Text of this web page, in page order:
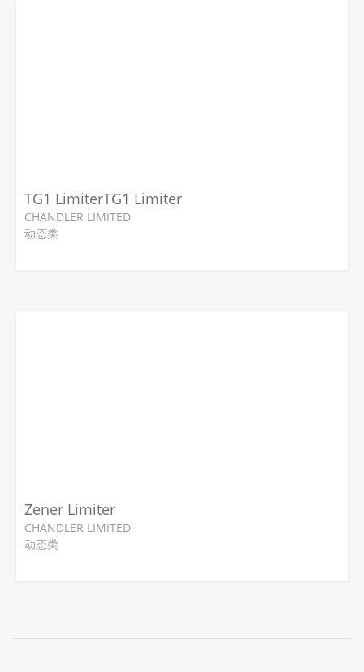
TG1 LimiterTG1 Limiter
CHANDLER LIMITED
动态类
Zener Limiter
CHANDLER LIMITED
动态类